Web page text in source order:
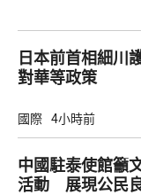
日本前首相細川
對華等政策
國際 4小時前
中國駐泰使館籲
活動 展現公民